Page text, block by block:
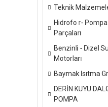
Teknik
Hidrofo r- Pompa
Parçaları
Benzinli - Dizel Su
Motorları
Baymak Isıtma
DERİN KUYU
POMPA